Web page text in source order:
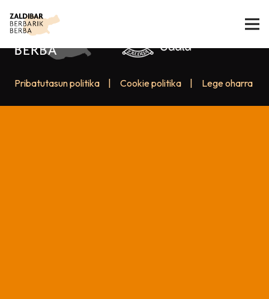
Pribatutasun politika Cookie politika Lege oharra